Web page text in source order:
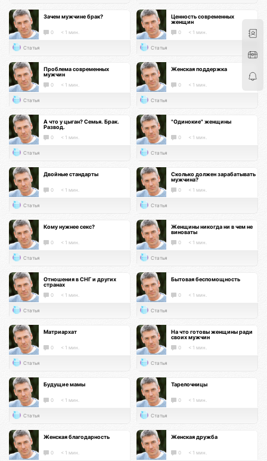
Зачем мужчине брак?
0 < 1 мин.
Статья
Ценность современных
женщин
0 < 1 мин.
Статья
Проблема современных
мужчин
0 < 1 мин.
Статья
Женская поддержка
0 < 1 мин.
Статья
А что у цыган? Семья. Брак.
Развод.
0 < 1 мин.
Статья
"Одинокие" женщины
0 < 1 мин.
Статья
Двойные стандарты
0 < 1 мин.
Статья
Сколько должен зарабатывать
мужчина?
0 < 1 мин.
Статья
Кому нужнее секс?
0 < 1 мин.
Статья
Женщины никогда ни в чем не
виноваты
0 < 1 мин.
Статья
Отношения в СНГ и других
странах
0 < 1 мин.
Статья
Бытовая беспомощность
0 < 1 мин.
Статья
Матриархат
0 < 1 мин.
Статья
На что готовы женщины ради
своих мужчин
0 < 1 мин.
Статья
Будущие мамы
0 < 1 мин.
Статья
Тарелочницы
0 < 1 мин.
Статья
Женская благодарность
0 < 1 мин.
Женская дружба
0 < 1 мин.